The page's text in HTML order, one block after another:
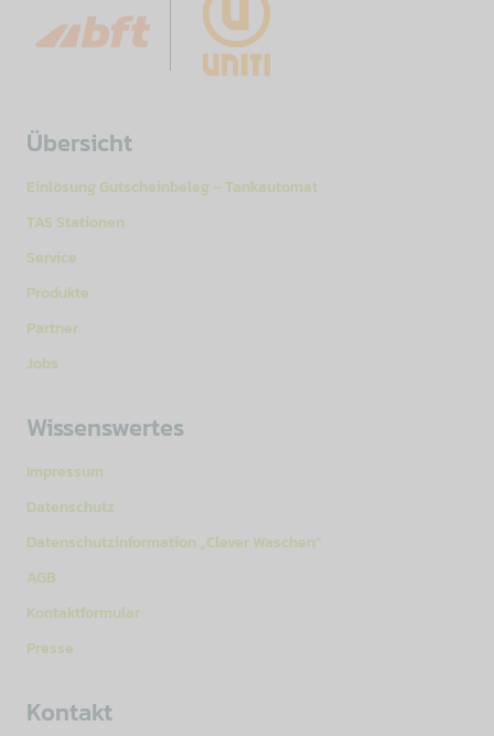
Übersicht
Einlösung Gutscheinbeleg – Tankautomat
TAS Stationen
Service
Produkte
Partner
Jobs
Wissenswertes
Impressum
Datenschutz
Datenschutzinformation „Clever Waschen“
AGB
Kontaktformular
Presse
Kontakt